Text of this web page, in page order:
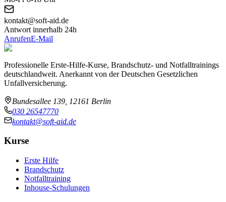
kontakt@soft-aid.de
Antwort innerhalb 24h
AnrufenE-Mail
Professionelle Erste-Hilfe-Kurse, Brandschutz- und Notfalltrainings
deutschlandweit. Anerkannt von der Deutschen Gesetzlichen
Unfallversicherung.
Bundesallee 139, 12161 Berlin
030 26547770
kontakt@soft-aid.de
Kurse
Erste Hilfe
Brandschutz
Notfalltraining
Inhouse-Schulungen